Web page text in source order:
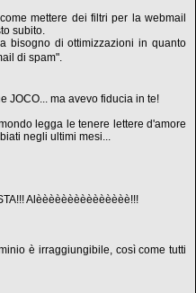
mettere dei filtri per la webmail
subito.
bisogno di ottimizzazioni in quanto
di spam".
JOCO... ma avevo fiducia in te!
legga le tenere lettere d'amore
negli ultimi mesi...
Alèèèèèèèèèèèèèèè!!!
è irraggiungibile, così come tutti